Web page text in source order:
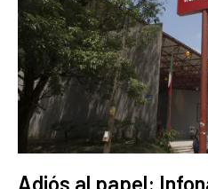
Adiós al papel: